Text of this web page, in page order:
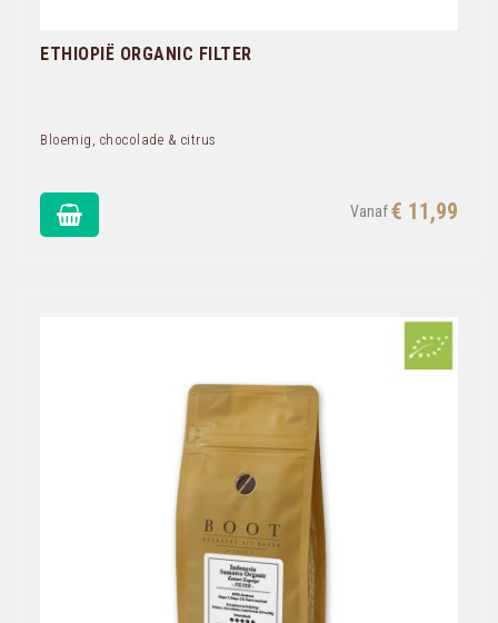
ETHIOPIË ORGANIC FILTER
Bloemig, chocolade & citrus
€ 11,99